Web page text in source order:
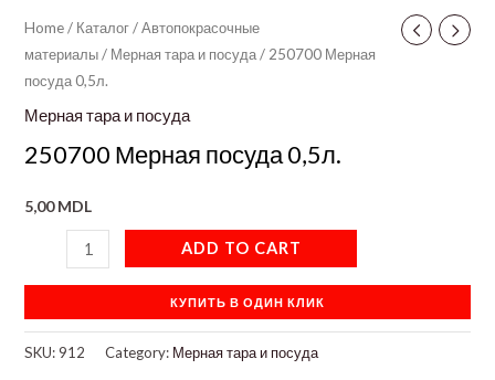
Home/ Каталог/Автопокрасочные
материалы/ Мерная тара и посуда/ 250700 Мерная
посуда 0,5л.
Мерная тара и посуда
250700 Мерная посуда 0,5л.
5,00MDL
ADD TO CART
КУПИТЬ В ОДИН КЛИК
SKU:912 Category: Мерная тара и посуда